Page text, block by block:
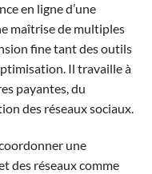
en ligne d’une
maîtrise de multiples
fine tant des outils
Il travaille à
payantes, du
des réseaux sociaux.
une
des réseaux comme